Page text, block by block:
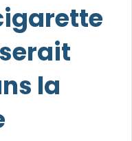
la